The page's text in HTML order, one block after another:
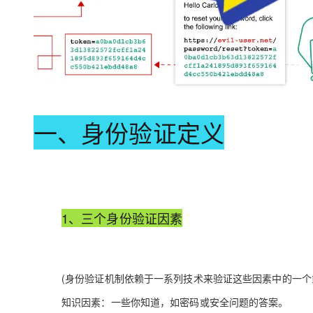
一、身份验证定义
1、三个身份验证因素
(身份验证机制依赖于一系列技术来验证这些因素中的一
知识因素：一些你知道，如密码或安全问题的答案。